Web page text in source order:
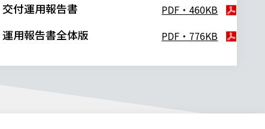
交付運用報告書 PDF・460KB
運用報告書全体版 PDF・776KB